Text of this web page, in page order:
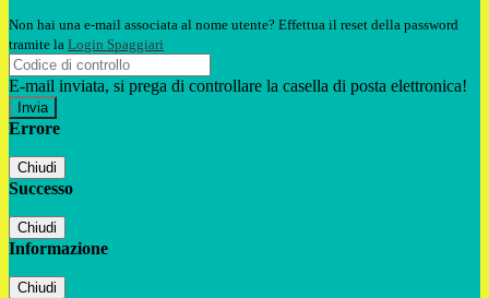
Non hai una e-mail associata al nome utente? Effettua il reset della password
tramite la Login Spaggiari
E-mail inviata, si prega di controllare la casella di posta elettronica!
Errore
Chiudi
Successo
Chiudi
Informazione
Chiudi